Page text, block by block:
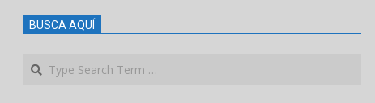
BUSCA AQUÍ
Search